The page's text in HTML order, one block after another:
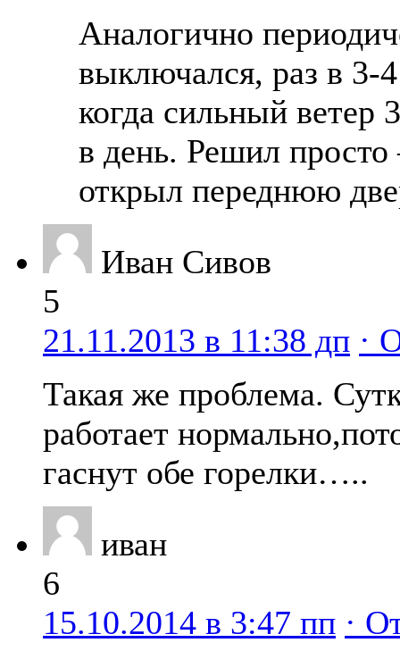
Аналогично
выключался, раз в 3-
когда сильный ветер
в день. Решил
открыл переднюю
Иван Сивов
5
21.11.2013 в 11:38 дп ·
Такая же проблема.
работает
гаснут обе горелки…..
иван
6
15.10.2014 в 3:47 пп ·